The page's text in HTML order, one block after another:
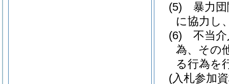
(5)
暴力
に協力し
(6)
不当
為、その
る行為を
(入札参加